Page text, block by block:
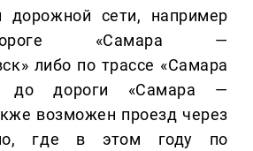
дорожной сети, например
«Самара —
либо по трассе «Самара
до дороги «Самара —
возможен проезд через
где в этом году по